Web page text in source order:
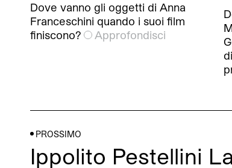
Dove vanno gli oggetti di Anna
Franceschini quando i suoi film
finiscono?
Approfondisci
PROSSIMO
Ippolito Pestellini